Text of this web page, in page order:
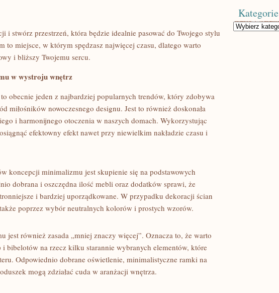
⁤i stwórz przestrzeń, która będzie idealnie ⁢pasować do Twojego stylu⁤
to miejsce, w którym spędzasz najwięcej czasu, dlatego warto
i bliższy Twojemu sercu.
⁣w wystroju wnętrz
obecnie jeden ⁣z najbardziej popularnych trendów, który zdobywa
miłośników nowoczesnego ‍designu. Jest to‌ również ‍doskonała
i harmonijnego otoczenia ‍w naszych domach. Wykorzystując
efektowny efekt nawet przy niewielkim nakładzie czasu i
⁤koncepcji minimalizmu jest skupienie się‍ na podstawowych
dobrana ​i oszczędna ilość mebli​ oraz dodatków sprawi, że
⁢i bardziej uporządkowane. W przypadku dekoracji ścian
poprzez wybór neutralnych kolorów ⁤i prostych⁣ wzorów.
⁤jest również zasada „mniej znaczy ⁤więcej”. Oznacza to, że warto
bibelotów‍ na rzecz kilku starannie ⁤wybranych⁣ elementów, które
Odpowiednio dobrane oświetlenie,⁢ minimalistyczne ramki na⁢
mogą zdziałać cuda w ⁣aranżacji ‍wnętrza.
Kategorie
Kategorie